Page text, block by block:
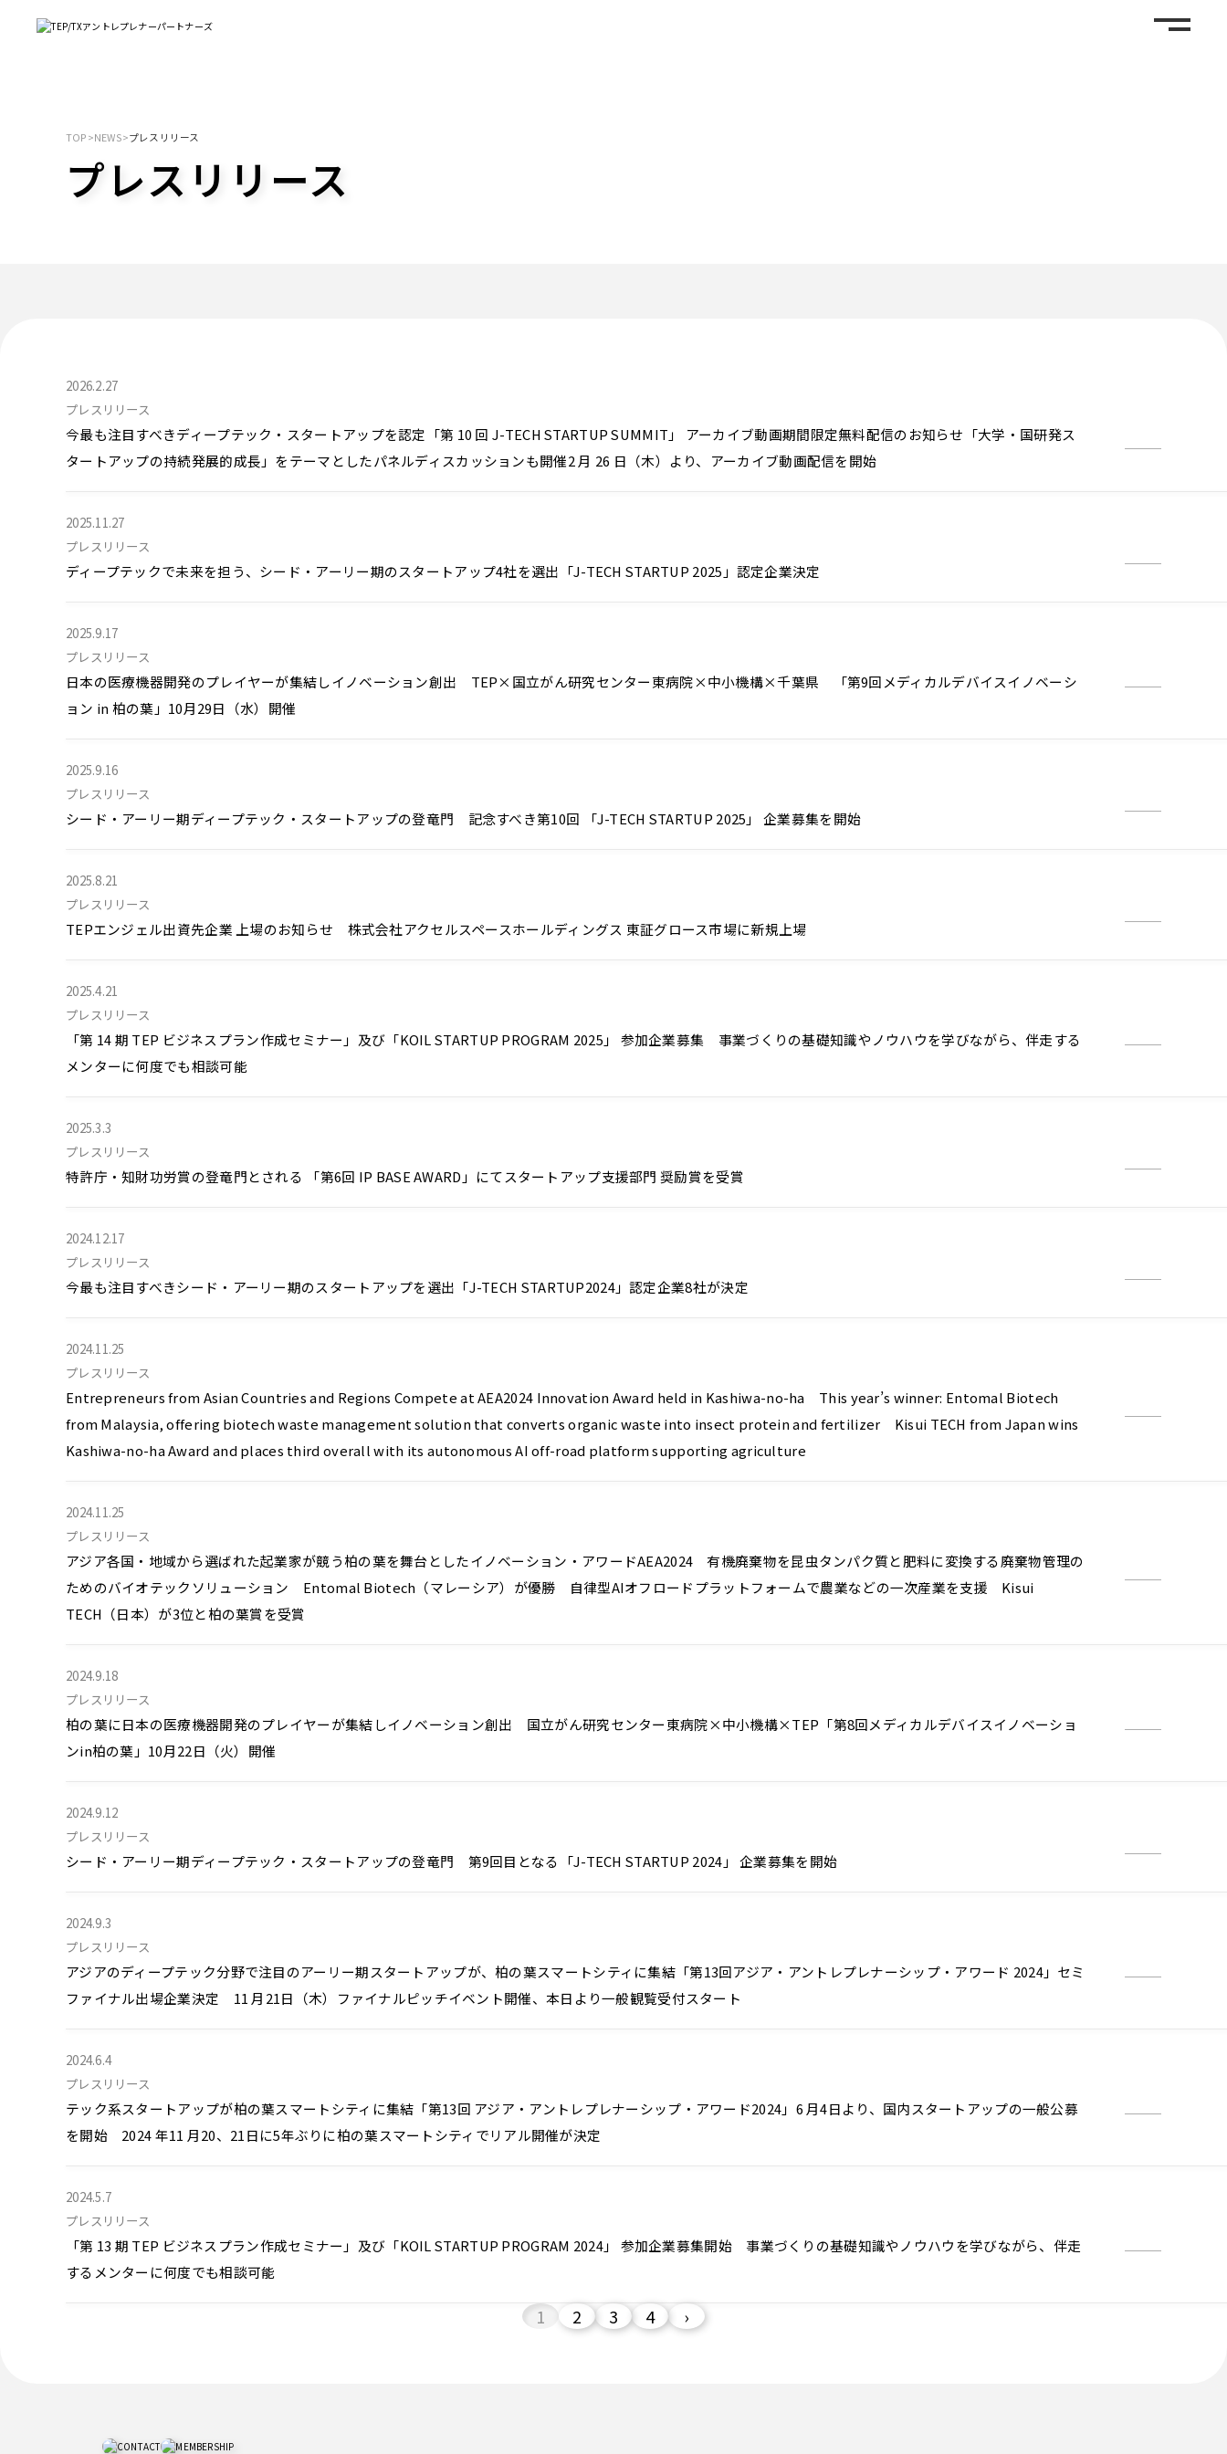
TOP >NEWS>プレスリリース
プレスリリース
2026.2.27
プレスリリース
今最も注目すべきディープテック・スタートアップを認定「第 10 回 J-TECH STARTUP SUMMIT」 アーカイブ動画期間限定無料配信のお知らせ「大学・国研発ス
タートアップの持続発展的成長」をテーマとしたパネルディスカッションも開催2 月 26 日（木）より、アーカイブ動画配信を開始
2025.11.27
プレスリリース
ディープテックで未来を担う、シード・アーリー期のスタートアップ4社を選出「J-TECH STARTUP 2025」認定企業決定
2025.9.17
プレスリリース
日本の医療機器開発のプレイヤーが集結しイノベーション創出 TEP×国立がん研究センター東病院×中小機構×千葉県 「第9回メディカルデバイスイノベーシ
ョン in 柏の葉」10月29日（水）開催
2025.9.16
プレスリリース
シード・アーリー期ディープテック・スタートアップの登竜門 記念すべき第10回 「J-TECH STARTUP 2025」 企業募集を開始
2025.8.21
プレスリリース
TEPエンジェル出資先企業 上場のお知らせ 株式会社アクセルスペースホールディングス 東証グロース市場に新規上場
2025.4.21
プレスリリース
「第 14 期 TEP ビジネスプラン作成セミナー」及び「KOIL STARTUP PROGRAM 2025」 参加企業募集 事業づくりの基礎知識やノウハウを学びながら、伴走する
メンターに何度でも相談可能
2025.3.3
プレスリリース
特許庁・知財功労賞の登竜門とされる 「第6回 IP BASE AWARD」にてスタートアップ支援部門 奨励賞を受賞
2024.12.17
プレスリリース
今最も注目すべきシード・アーリー期のスタートアップを選出「J-TECH STARTUP2024」認定企業8社が決定
2024.11.25
プレスリリース
Entrepreneurs from Asian Countries and Regions Compete at AEA2024 Innovation Award held in Kashiwa-no-ha This year’s winner: Entomal Biotech
from Malaysia, offering biotech waste management solution that converts organic waste into insect protein and fertilizer Kisui TECH from Japan wins
Kashiwa-no-ha Award and places third overall with its autonomous AI off-road platform supporting agriculture
2024.11.25
プレスリリース
アジア各国・地域から選ばれた起業家が競う柏の葉を舞台としたイノベーション・アワードAEA2024 有機廃棄物を昆虫タンパク質と肥料に変換する廃棄物管理の
ためのバイオテックソリューション Entomal Biotech（マレーシア）が優勝 自律型AIオフロードプラットフォームで農業などの一次産業を支援 Kisui
TECH（日本）が3位と柏の葉賞を受賞
2024.9.18
プレスリリース
柏の葉に日本の医療機器開発のプレイヤーが集結しイノベーション創出 国立がん研究センター東病院×中小機構×TEP「第8回メディカルデバイスイノベーショ
ンin柏の葉」10月22日（火）開催
2024.9.12
プレスリリース
シード・アーリー期ディープテック・スタートアップの登竜門 第9回目となる「J-TECH STARTUP 2024」 企業募集を開始
2024.9.3
プレスリリース
アジアのディープテック分野で注目のアーリー期スタートアップが、柏の葉スマートシティに集結「第13回アジア・アントレプレナーシップ・アワード 2024」セミ
ファイナル出場企業決定 11 月21日（木）ファイナルピッチイベント開催、本日より一般観覧受付スタート
2024.6.4
プレスリリース
テック系スタートアップが柏の葉スマートシティに集結「第13回 アジア・アントレプレナーシップ・アワード2024」6 月4日より、国内スタートアップの一般公募
を開始 2024 年11 月20、21日に5年ぶりに柏の葉スマートシティでリアル開催が決定
2024.5.7
プレスリリース
「第 13 期 TEP ビジネスプラン作成セミナー」及び「KOIL STARTUP PROGRAM 2024」 参加企業募集開始 事業づくりの基礎知識やノウハウを学びながら、伴走
するメンターに何度でも相談可能
1 2 3 4 ›